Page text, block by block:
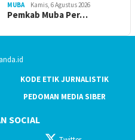
MUBA Kamis, 6 Agustus 2026
Pemkab Muba Per…
KODE ETIK JURNALISTIK
PEDOMAN MEDIA SIBER
SOCIAL